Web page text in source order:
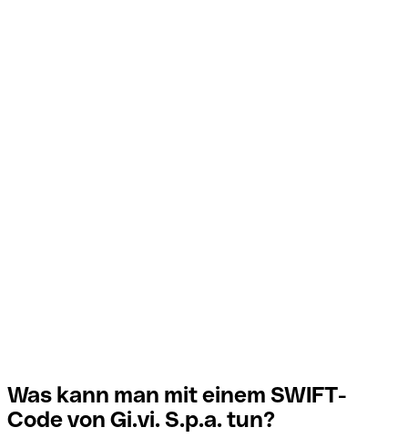
Was kann man mit einem SWIFT-
Code von Gi.vi. S.p.a. tun?